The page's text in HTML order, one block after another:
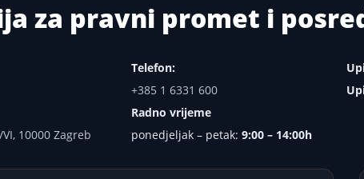
za pravni promet i
10000 Zagreb
Telefon:
+385 1 6331 600
Radno vrijeme
ponedjeljak – petak:9:00 – 14:00h